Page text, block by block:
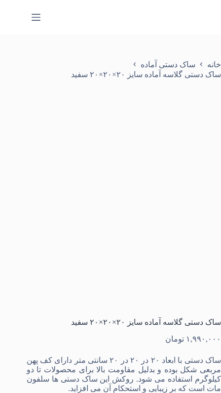
خانه
ساک دستی آماده
ساک دستی گلاسه آماده سایز ۲۰×۲۰×۲۰ سفید
ساک دستی گلاسه آماده سایز ۲۰×۲۰×۲۰ سفید
۱,۹۹۰,۰۰۰ تومان
ساک دستی با ابعاد ۲۰ در ۲۰ در ۲۰ سانتی متر دارای کف پهن
مربعی شکل بوده و بدلیل مقاومت بالا برای محصولات تا دو
کیلوگرم استفاده می شود. روکش این ساک دستی ها سلفون
مات است که بر زیبایی و استحکام آن می افزاید.